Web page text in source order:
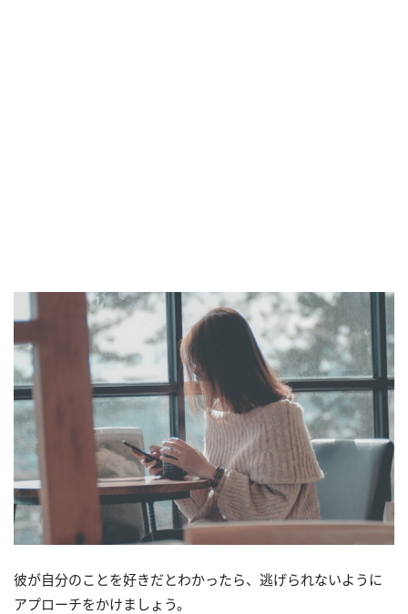
彼が自分のことを好きだとわかったら、逃げられないように
アプローチをかけましょう。